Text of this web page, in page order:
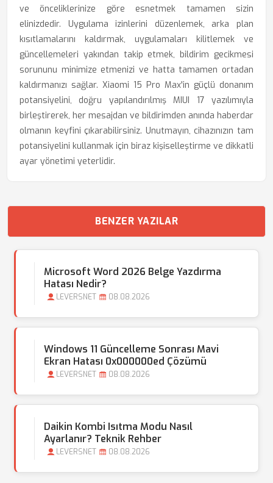
ve önceliklerinize göre esnetmek tamamen sizin
elinizdedir. Uygulama izinlerini düzenlemek, arka plan
kısıtlamalarını kaldırmak, uygulamaları kilitlemek ve
güncellemeleri yakından takip etmek, bildirim gecikmesi
sorununu minimize etmenizi ve hatta tamamen ortadan
kaldırmanızı sağlar. Xiaomi 15 Pro Max'in güçlü donanım
potansiyelini, doğru yapılandırılmış MIUI 17 yazılımıyla
birleştirerek, her mesajdan ve bildirimden anında haberdar
olmanın keyfini çıkarabilirsiniz. Unutmayın, cihazınızın tam
potansiyelini kullanmak için biraz kişiselleştirme ve dikkatli
ayar yönetimi yeterlidir.
BENZER YAZILAR
Microsoft Word 2026 Belge Yazdırma
Hatası Nedir?
LEVERSNET 08.08.2026
Windows 11 Güncelleme Sonrası Mavi
Ekran Hatası 0x000000ed Çözümü
LEVERSNET 08.08.2026
Daikin Kombi Isıtma Modu Nasıl
Ayarlanır? Teknik Rehber
LEVERSNET 08.08.2026